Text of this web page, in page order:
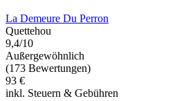
La Demeure Du Perron
Quettehou
9,4/10
Außergewöhnlich
(173 Bewertungen)
93 €
inkl. Steuern & Gebühren